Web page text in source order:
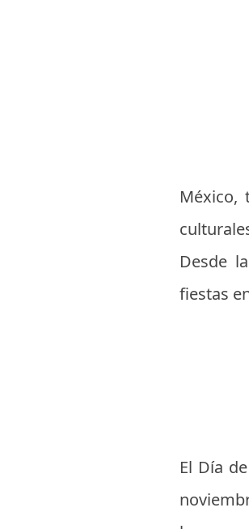
México,
Desde
fiestas
El Día